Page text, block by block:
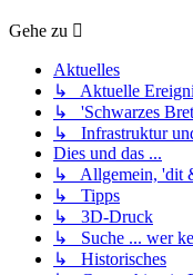
Gehe zu
Aktuelles
↳ Aktuelle
↳ 'Schwarzes
↳ Infrastruktur
Dies und das ...
↳ Allgemein, 'dit
↳ Tipps
↳ 3D-Druck
↳ Suche ... wer
↳ Historisches